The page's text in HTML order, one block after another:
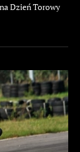
Dzień Torowy